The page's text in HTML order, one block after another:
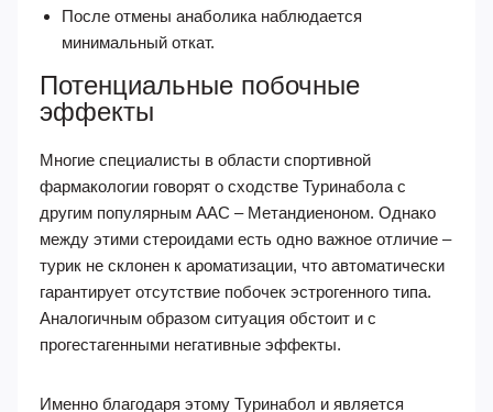
После отмены анаболика наблюдается
минимальный откат.
Потенциальные побочные
эффекты
Многие специалисты в области спортивной
фармакологии говорят о сходстве Туринабола с
другим популярным ААС – Метандиеноном. Однако
между этими стероидами есть одно важное отличие –
турик не склонен к ароматизации, что автоматически
гарантирует отсутствие побочек эстрогенного типа.
Аналогичным образом ситуация обстоит и с
прогестагенными негативные эффекты.
Именно благодаря этому Туринабол и является